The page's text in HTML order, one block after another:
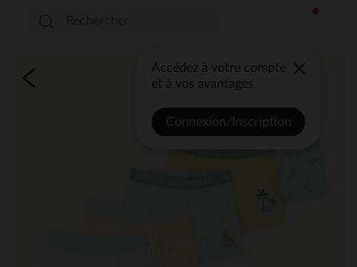
Accédez à votre compte
et à vos avantages
Connexion/Inscription